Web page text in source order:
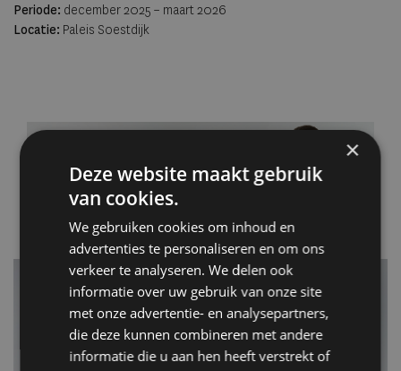
Periode: december 2025 – maart 2026
Locatie: Paleis Soestdijk
×
Deze website maakt gebruik
van cookies.
We gebruiken cookies om inhoud en
advertenties te personaliseren en om ons
verkeer te analyseren. We delen ook
informatie over uw gebruik van onze site
met onze advertentie- en analysepartners,
die deze kunnen combineren met andere
informatie die u aan hen heeft verstrekt of